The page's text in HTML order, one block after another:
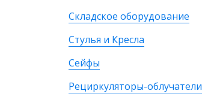
Складское оборудование
Стулья и Кресла
Сейфы
Рециркуляторы-облучатели